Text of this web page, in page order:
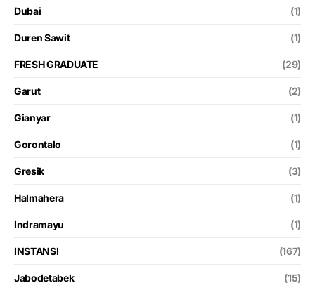
Dubai (1)
Duren Sawit (1)
FRESH GRADUATE (29)
Garut (2)
Gianyar (1)
Gorontalo (1)
Gresik (3)
Halmahera (1)
Indramayu (1)
INSTANSI (167)
Jabodetabek (15)